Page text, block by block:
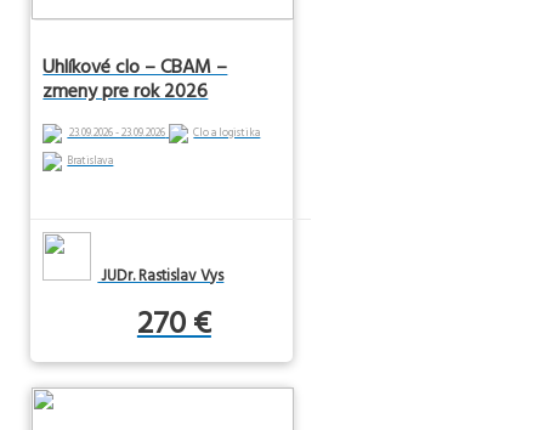
Uhlíkové clo – CBAM –
zmeny pre rok 2026
23.09.2026 - 23.09.2026
Clo a logistika
Bratislava
JUDr. Rastislav Vys
270 €